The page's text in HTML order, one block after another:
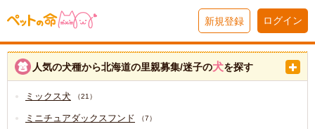
新規登録 ログイン
人気の犬種から北海道の里親募集/迷子の犬を探す
ミックス犬 （21）
ミニチュアダックスフンド （7）